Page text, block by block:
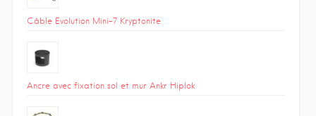
Câble Evolution Mini-7 Kryptonite
Ancre avec fixation sol et mur Ankr Hiplok